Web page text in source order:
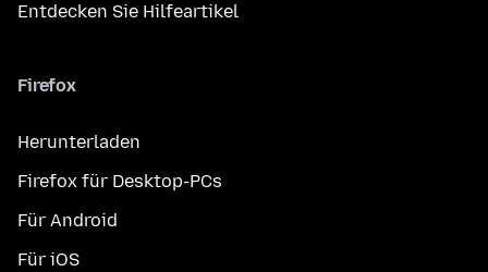
Entdecken Sie Hilfeartikel
Firefox
Herunterladen
Firefox für Desktop-PCs
Für Android
Für iOS